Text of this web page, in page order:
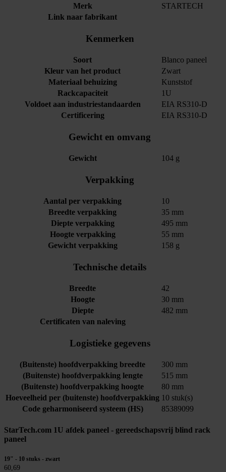
Merk
STARTECH
Link naar fabrikant
Kenmerken
Soort
Blanco paneel
Kleur van het product
Zwart
Materiaal behuizing
Kunststof
Rackcapaciteit
1U
Voldoet aan industriestandaarden
EIA RS310-D
Certificering
EIA RS310-D
Gewicht en omvang
Gewicht 104 g
Verpakking
Aantal per verpakking
10
Breedte verpakking
35 mm
Diepte verpakking
495 mm
Hoogte verpakking
55 mm
Gewicht verpakking
158 g
Technische details
Breedte
42
Hoogte
30 mm
Diepte
482 mm
Certificaten van naleving
Logistieke gegevens
(Buitenste) hoofdverpakking breedte
300 mm
(Buitenste) hoofdverpakking lengte
515 mm
(Buitenste) hoofdverpakking hoogte
80 mm
Hoeveelheid per (buitenste) hoofdverpakking 10 stuk(s)
Code geharmoniseerd systeem (HS)
85389099
StarTech.com 1U afdek paneel - gereedschapsvrij blind rack
paneel
19" - 10 stuks - zwart
60,69